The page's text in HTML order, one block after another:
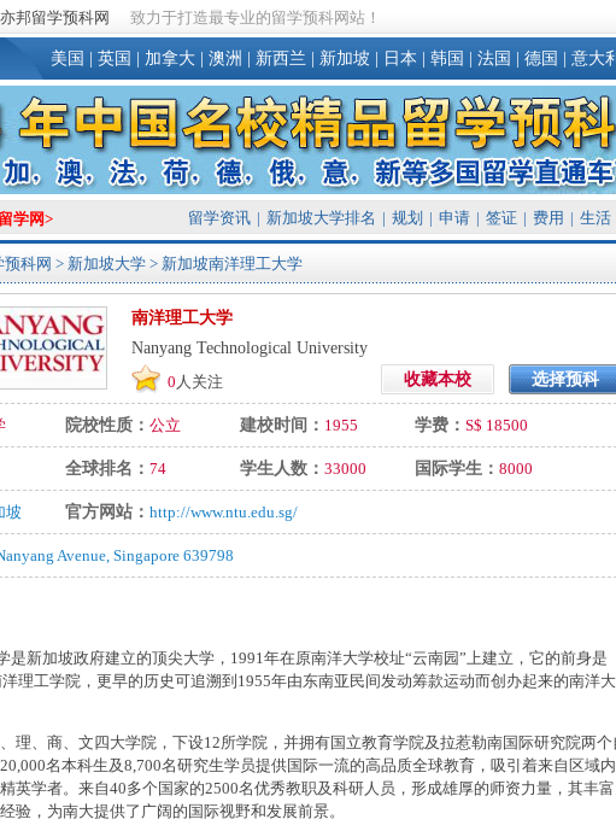
亦邦留学预科网 致力于打造最专业的留学预科网站！
美国 英国 加拿大 澳洲 新西兰 新加坡 日本 韩国 法国 德国 意大利
学网> 留学资讯 | 新加坡大学排名 | 规划 | 申请 | 签证 | 费用 | 生活
科网 > 新加坡大学 > 新加坡南洋理工大学
南洋理工大学
Nanyang Technological University
0 人关注 收藏本校 选择预科
院校性质： 公立 建校时间： 1955 学费： S$ 18500
全球排名： 74 学生人数： 33000 国际学生： 8000
坡 官方网站： http://www.ntu.edu.sg/
Avenue, Singapore 639798
新加坡政府建立的顶尖大学，1991年在原南洋大学校址“云南园”上建立，它的前身是
理工学院，更早的历史可追溯到1955年由东南亚民间发动筹款运动而创办起来的南洋大
、商、文四大学院，下设12所学院，并拥有国立教育学院及拉惹勒南国际研究院两个
名本科生及8,700名研究生学员提供国际一流的高品质全球教育，吸引着来自区域
英学者。来自40多个国家的2500名优秀教职及科研人员，形成雄厚的师资力量，其丰
验，为南大提供了广阔的国际视野和发展前景。